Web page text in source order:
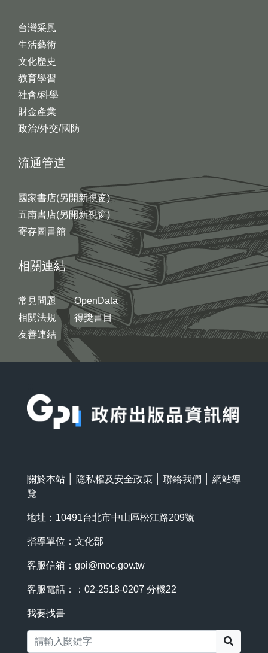
台灣采風
生活藝術
文化歷史
教育學習
社會/科學
財金產業
政治/外交/國防
流通管道
國家書店(另開新視窗)
五南書店(另開新視窗)
寄存圖書館
相關連結
常見問題
相關法規
友善連結
OpenData
得獎書目
關於本站 隱私權及安全政策 聯絡我們
網站導
覽
地址：10491台北市中山區松江路209號
指導單位：文化部
客服信箱： gpi@moc.gov.tw
客服電話：：02-2518-0207 分機22
我要找書